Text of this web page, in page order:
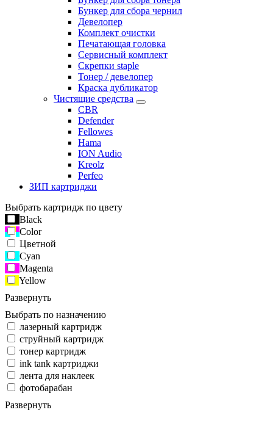
Бункер для сбора чернил
Девелопер
Комплект очистки
Печатающая головка
Сервисный комплект
Скрепки staple
Тонер / девелопер
Краска дубликатор
Чистящие средства
CBR
Defender
Fellowes
Hama
ION Audio
Kreolz
Perfeo
ЗИП картриджи
Выбрать картридж по цвету
Black
Color
Цветной
Cyan
Magenta
Yellow
Развернуть
Выбрать по назначению
лазерный картридж
струйный картридж
тонер картридж
ink tank картриджи
лента для наклеек
фотобарабан
Развернуть